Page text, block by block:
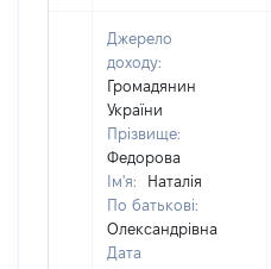
Джерело
доходу:
Громадянин
України
Прізвище:
Федорова
Ім'я:
Наталія
По батькові:
Олександрівна
Дата